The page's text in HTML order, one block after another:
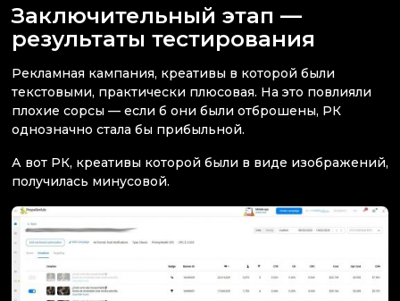
Заключительный этап —
результаты тестирования
Рекламная кампания, креативы в которой были
текстовыми, практически плюсовая. На это повлияли
плохие сорсы — если б они были отброшены, РК
однозначно стала бы прибыльной.
А вот РК, креативы которой были в виде изображений,
получилась минусовой.